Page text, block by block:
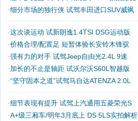
·细分市场的独行侠 试驾丰田进口SUV威飒
·这次谈运动 试新朗逸1.4TSI DSG运动版
·价格合理/配置足 短暂体验长安铃木锋驭
·强有力的对手 试驾Jeep自由光2.4L 9速
· 加长的不止是轴距 试沃尔沃S60L智越版
·“坚守固本之道”试驾马自达ATENZA 2.0L
·细节表现有提升 试驾上汽通用五菱荣光S
·A+级三厢车/明年3月底上 DS 5LS实拍解析